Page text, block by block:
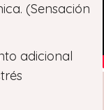
(Sensación
adicional